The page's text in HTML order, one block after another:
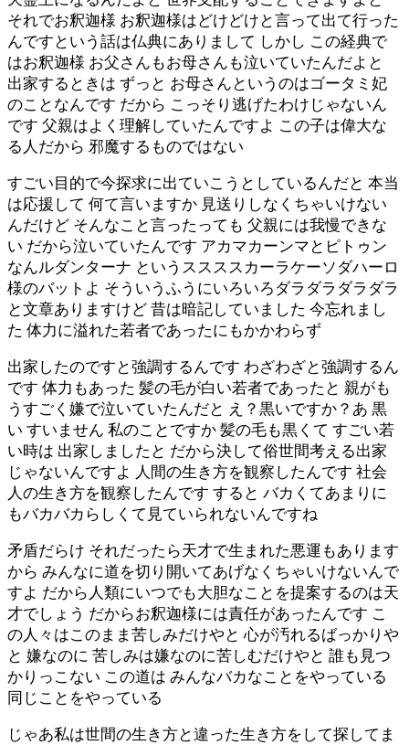
それでお釈迦様 お釈迦様はどけどけと言って出て行った
んですという話は仏典にありまして しかし この経典で
はお釈迦様 お父さんもお母さんも泣いていたんだよと
出家するときは ずっと お母さんというのはゴータミ妃
のことなんです だから こっそり逃げたわけじゃないん
です 父親はよく理解していたんですよ この子は偉大な
る人だから 邪魔するものではない
すごい目的で今探求に出ていこうとしているんだと 本当
は応援して 何て言いますか 見送りしなくちゃいけない
んだけど そんなこと言ったっても 父親には我慢できな
い だから泣いていたんです アカマカーンマとピトゥン
なんルダンターナ というススススカーラケーソダハーロ
様のバットよ そういうふうにいろいろダラダラダラダラ
と文章ありますけど 昔は暗記していました 今忘れまし
た 体力に溢れた若者であったにもかかわらず
出家したのですと強調するんです わざわざと強調するん
です 体力もあった 髪の毛が白い若者であったと 親がも
うすごく嫌で泣いていたんだと え？黒いですか？あ 黒
い すいません 私のことですか 髪の毛も黒くて すごい若
い時は 出家しましたと だから決して俗世間考える出家
じゃないんですよ 人間の生き方を観察したんです 社会
人の生き方を観察したんです すると バカくてあまりに
もバカバカらしくて見ていられないんですね
矛盾だらけ それだったら天才で生まれた悪運もあります
から みんなに道を切り開いてあげなくちゃいけないんで
すよ だから人類にいつでも大胆なことを提案するのは天
才でしょう だからお釈迦様には責任があったんです こ
の人々はこのまま苦しみだけやと 心が汚れるばっかりや
と 嫌なのに 苦しみは嫌なのに苦しむだけやと 誰も見つ
かりっこない この道は みんなバカなことをやっている
同じことをやっている
じゃあ私は世間の生き方と違った生き方をして探してま